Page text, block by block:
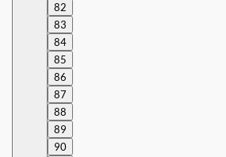
82
83
84
85
86
87
88
89
90